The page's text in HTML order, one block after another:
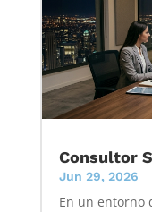
Consultor
Jun 29, 2026
En un entorno